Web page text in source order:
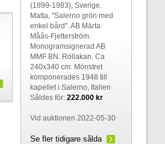
(1899-1983), Sverige.
Matta, "Salerno grön med
enkel bård". AB Märta
Måås-Fjetterström.
Monogramsignerad AB
MMF BN. Röllakan. Ca
240x340 cm. Mönstret
komponerades 1948 till
kapellet i Salerno, Italien
Såldes för: 222.000 kr
Vid auktionen 2022-05-30
Se fler tidigare sålda